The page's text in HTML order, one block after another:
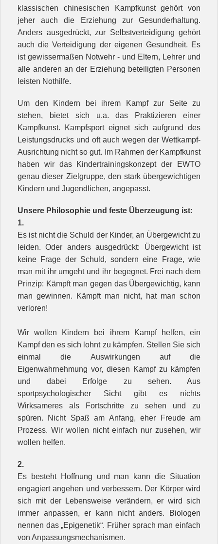
klassischen chinesischen Kampfkunst gehört von
jeher auch die Erziehung zur Gesunderhaltung.
Anders ausgedrückt, zur Selbstverteidigung gehört
auch die Verteidigung der eigenen Gesundheit. Es
ist gewissermaßen Notwehr - und Eltern, Lehrer und
alle anderen an der Erziehung beteiligten Personen
leisten Nothilfe.
Um den Kindern bei ihrem Kampf zur Seite zu
stehen, bietet sich u.a. das Praktizieren einer
Kampfkunst. Kampfsport eignet sich aufgrund des
Leistungsdrucks und oft auch wegen der Wettkampf-
Ausrichtung nicht so gut. Im Rahmen der Kampfkunst
haben wir das Kindertrainingskonzept der EWTO
genau dieser Zielgruppe, den stark übergewichtigen
Kindern und Jugendlichen, angepasst.
Unsere Philosophie und feste Überzeugung ist:
1.
Es ist nicht die Schuld der Kinder, an Übergewicht zu
leiden. Oder anders ausgedrückt: Übergewicht ist
keine Frage der Schuld, sondern eine Frage, wie
man mit ihr umgeht und ihr begegnet. Frei nach dem
Prinzip: Kämpft man gegen das Übergewichtig, kann
man gewinnen. Kämpft man nicht, hat man schon
verloren!
Wir wollen Kindern bei ihrem Kampf helfen, ein
Kampf den es sich lohnt zu kämpfen. Stellen Sie sich
einmal die Auswirkungen auf die
Eigenwahrnehmung vor, diesen Kampf zu kämpfen
und dabei Erfolge zu sehen. Aus
sportpsychologischer Sicht gibt es nichts
Wirksameres als Fortschritte zu sehen und zu
spüren. Nicht Spaß am Anfang, eher Freude am
Prozess. Wir wollen nicht einfach nur zusehen, wir
wollen helfen.
2.
Es besteht Hoffnung und man kann die Situation
engagiert angehen und verbessern. Der Körper wird
sich mit der Lebensweise verändern, er wird sich
immer anpassen, er kann nicht anders. Biologen
nennen das „Epigenetik“. Früher sprach man einfach
von Anpassungsmechanismen.